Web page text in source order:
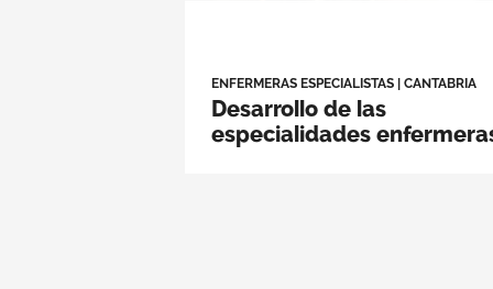
ENFERMERAS ESPECIALISTAS | CANTABRIA
Desarrollo de las
especialidades